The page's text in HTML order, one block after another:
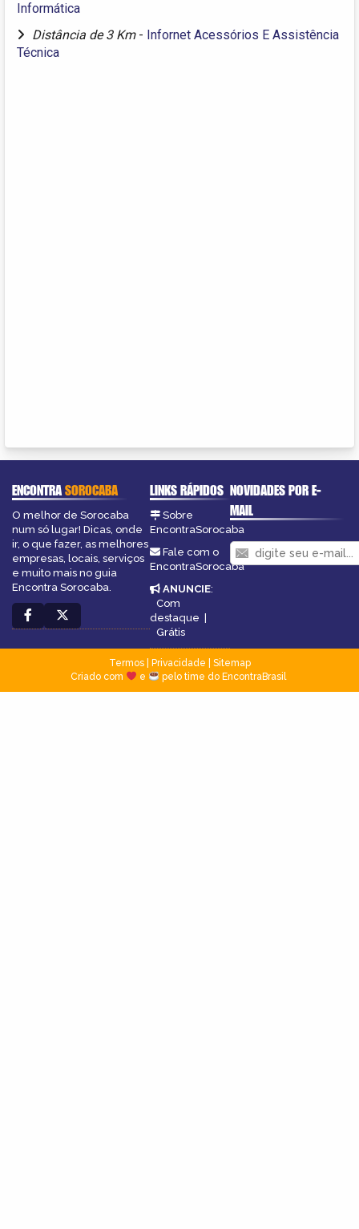
Informática
Distância de 3 Km - Infornet Acessórios E Assistência
Técnica
ENCONTRASOROCABA
O melhor de Sorocaba
num só lugar! Dicas, onde
ir, o que fazer, as melhores
empresas, locais, serviços
e muito mais no guia
Encontra Sorocaba.
LINKS RÁPIDOS
Sobre
EncontraSorocaba
Fale com o
EncontraSorocaba
ANUNCIE:
Com
destaque
Grátis
NOVIDADES POR E-
MAIL
Termos| Privacidade
Sitemap
Criado com
e pelo time do EncontraBrasil